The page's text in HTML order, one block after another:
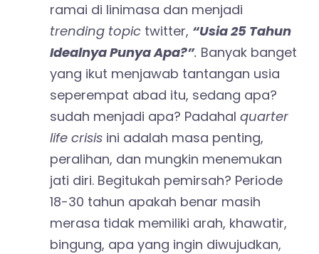
ramai di linimasa dan menjadi
trending topic twitter, “Usia 25 Tahun
Idealnya Punya Apa?”. Banyak banget
yang ikut menjawab tantangan usia
seperempat abad itu, sedang apa?
sudah menjadi apa? Padahal quarter
life crisis ini adalah masa penting,
peralihan, dan mungkin menemukan
jati diri. Begitukah pemirsah? Periode
18-30 tahun apakah benar masih
merasa tidak memiliki arah, khawatir,
bingung, apa yang ingin diwujudkan,